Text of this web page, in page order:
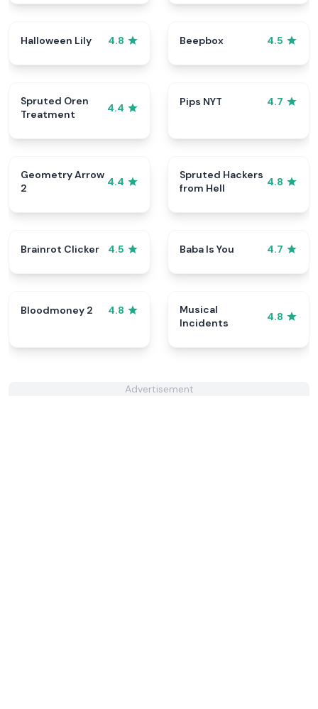
Halloween Lily 4.8 Beepbox 4.5
Spruted Oren
Treatment
4.4
Pips NYT 4.7
Geometry Arrow
2
4.4
Spruted Hackers
from Hell
4.8
Brainrot Clicker 4.5 Baba Is You 4.7
Bloodmoney 2 4.8
Musical
Incidents
4.8
Advertisement